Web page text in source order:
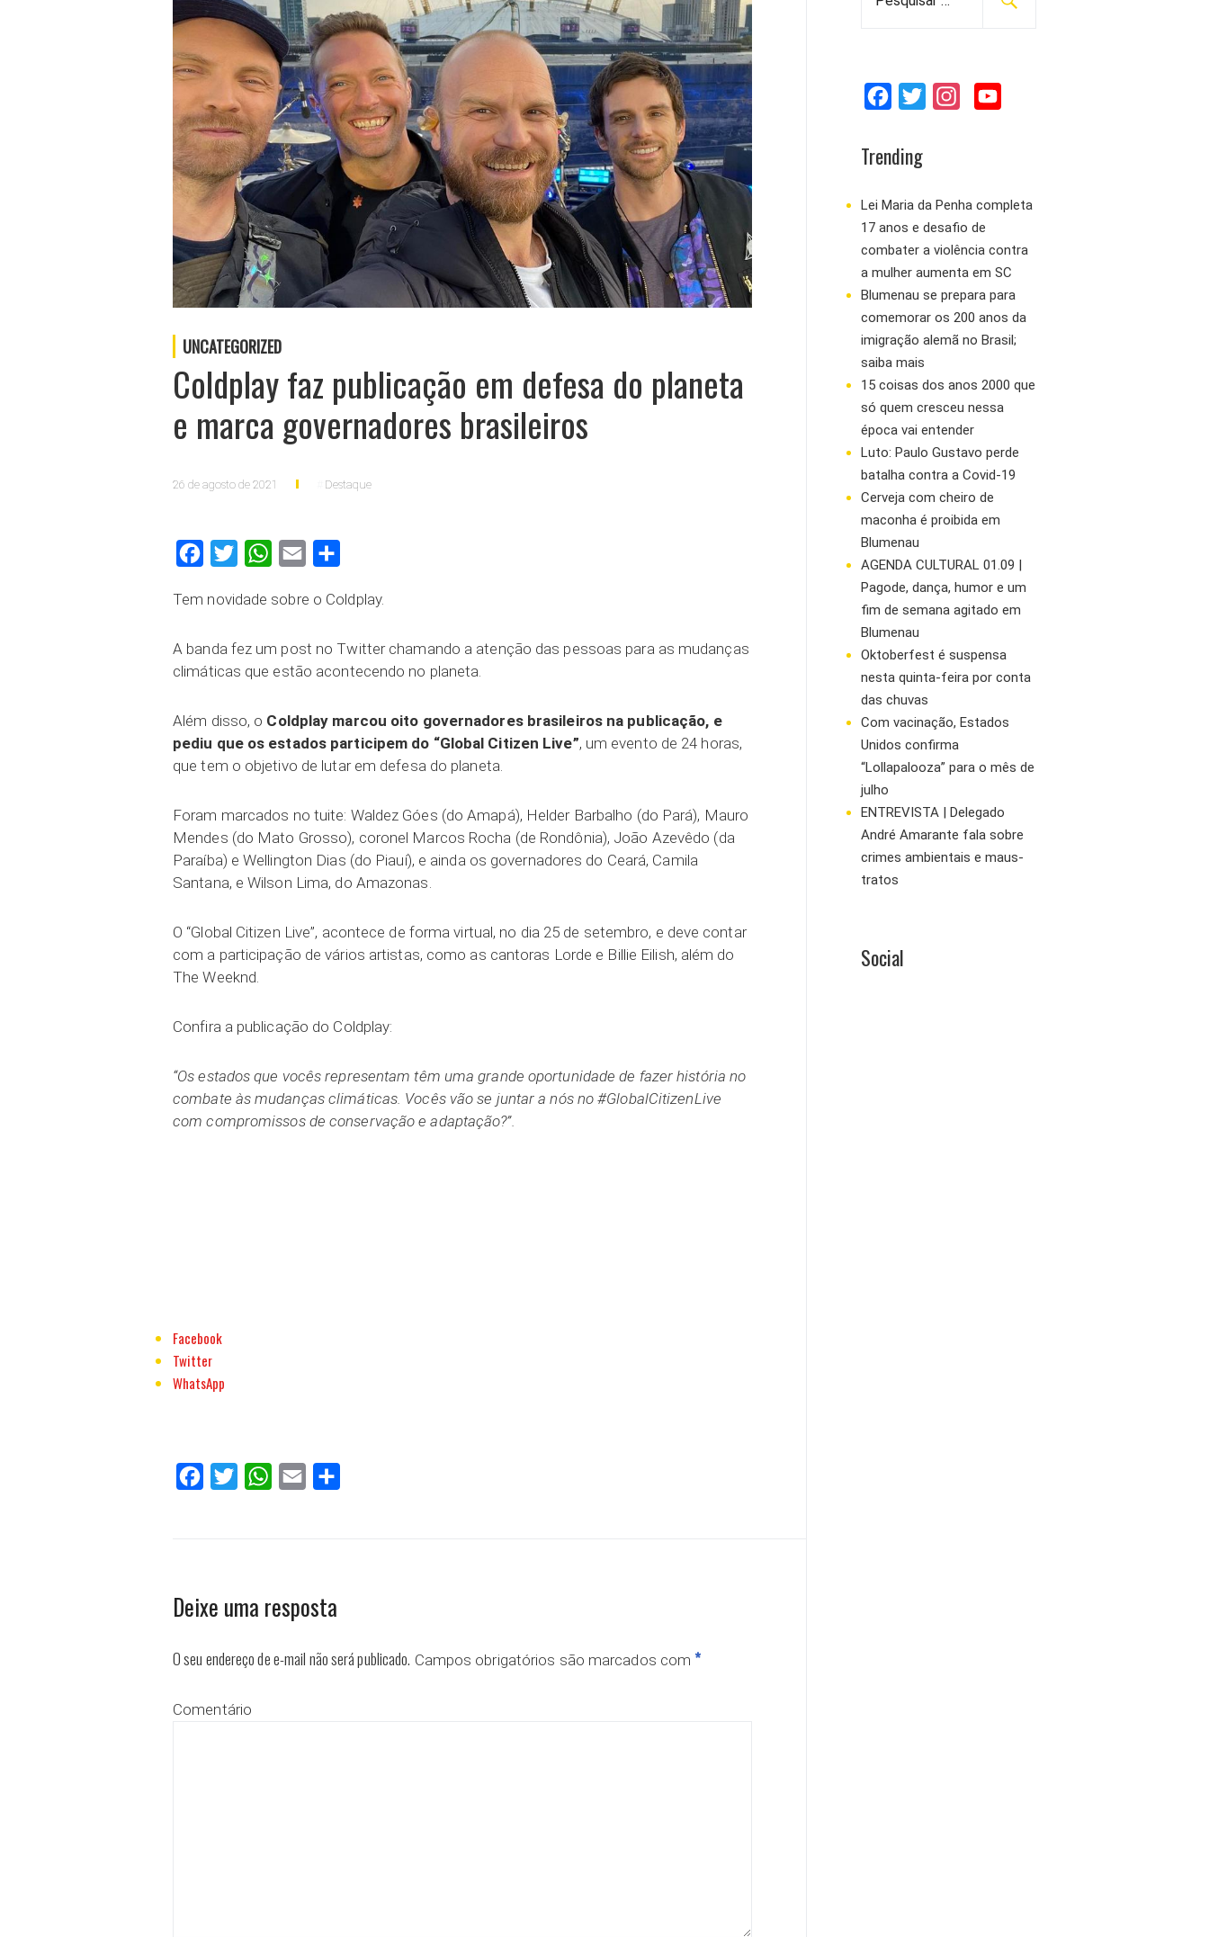
UNCATEGORIZED
Coldplay faz publicação em defesa do planeta
e marca governadores brasileiros
26 de agosto de 2021 Destaque
FacebookTwitter WhatsAppEmail
Tem novidade sobre o Coldplay.
A banda fez um post no Twitter chamando a atenção das pessoas para as mudanças
climáticas que estão acontecendo no planeta.
Além disso, o Coldplay marcou oito governadores brasileiros na publicação, e
pediu que os estados participem do “Global Citizen Live”, um evento de 24 horas,
que tem o objetivo de lutar em defesa do planeta.
Foram marcados no tuite: Waldez Góes (do Amapá), Helder Barbalho (do Pará), Mauro
Mendes (do Mato Grosso), coronel Marcos Rocha (de Rondônia), João Azevêdo (da
Paraíba) e Wellington Dias (do Piauí), e ainda os governadores do Ceará, Camila
Santana, e Wilson Lima, do Amazonas.
O “Global Citizen Live”, acontece de forma virtual, no dia 25 de setembro, e deve contar
com a participação de vários artistas, como as cantoras Lorde e Billie Eilish, além do
The Weeknd.
Confira a publicação do Coldplay:
“Os estados que vocês representam têm uma grande oportunidade de fazer história no
combate às mudanças climáticas. Vocês vão se juntar a nós no #GlobalCitizenLive
com compromissos de conservação e adaptação?”.
Facebook
Twitter
WhatsApp
FacebookTwitter WhatsAppEmail
Deixe uma resposta
O seu endereço de e-mail não será publicado. Campos obrigatórios são marcados com *
Comentário
r
o
r
:
c
b
o
o
t
e
r
a
g
r
m
u
e
Trending
Lei Maria da Penha completa
17 anos e desafio de
combater a violência contra
a mulher aumenta em SC
Blumenau se prepara para
comemorar os 200 anos da
imigração alemã no Brasil;
saiba mais
15 coisas dos anos 2000 que
só quem cresceu nessa
época vai entender
Luto: Paulo Gustavo perde
batalha contra a Covid-19
Cerveja com cheiro de
maconha é proibida em
Blumenau
AGENDA CULTURAL 01.09 |
Pagode, dança, humor e um
fim de semana agitado em
Blumenau
Oktoberfest é suspensa
nesta quinta-feira por conta
das chuvas
Com vacinação, Estados
Unidos confirma
“Lollapalooza” para o mês de
julho
ENTREVISTA | Delegado
André Amarante fala sobre
crimes ambientais e maus-
tratos
Social